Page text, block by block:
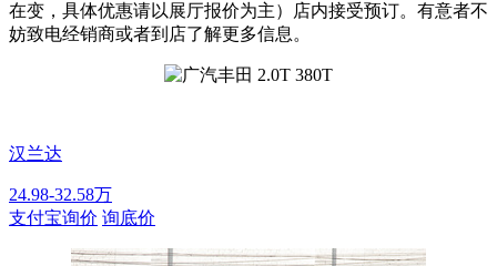
在变，具体优惠请以展厅报价为主）店内接受预订。有意者不
妨致电经销商或者到店了解更多信息。
汉兰达
24.98-32.58万
支付宝询价 询底价